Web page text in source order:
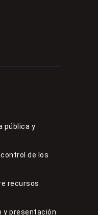
pública y
de los
recursos
y presentación